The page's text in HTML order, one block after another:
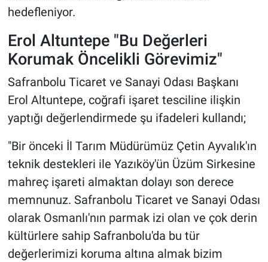
hedefleniyor.
Erol Altuntepe "Bu Değerleri
Korumak Öncelikli Görevimiz"
Safranbolu Ticaret ve Sanayi Odası Başkanı
Erol Altuntepe, coğrafi işaret tesciline ilişkin
yaptığı değerlendirmede şu ifadeleri kullandı;
"Bir önceki İl Tarım Müdürümüz Çetin Ayvalık'ın
teknik destekleri ile Yazıköy'ün Üzüm Sirkesine
mahreç işareti almaktan dolayı son derece
memnunuz. Safranbolu Ticaret ve Sanayi Odası
olarak Osmanlı'nın parmak izi olan ve çok derin
kültürlere sahip Safranbolu'da bu tür
değerlerimizi koruma altına almak bizim